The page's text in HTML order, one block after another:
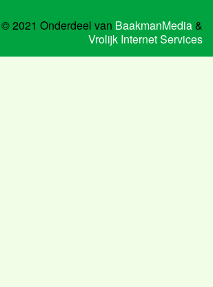
2021 Onderdeel van BaakmanMedia &
Vrolijk Internet Services